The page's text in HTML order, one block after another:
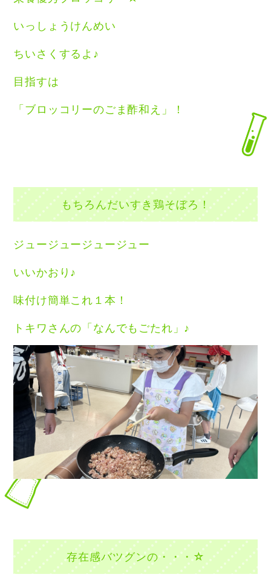
いっしょうけんめい
ちいさくするよ♪
目指すは
「ブロッコリーのごま酢和え」！
もちろんだいすき鶏そぼろ！
ジュージュージュージュー
いいかおり♪
味付け簡単これ１本！
トキワさんの 「なんでもごたれ」♪
存在感バツグンの・・・☆